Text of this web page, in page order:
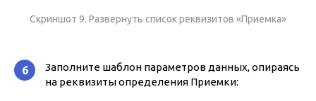
Скриншот 9. Развернуть список реквизитов «Приемка»
6
Заполните шаблон параметров данных, опираясь
на реквизиты определения Приемки: